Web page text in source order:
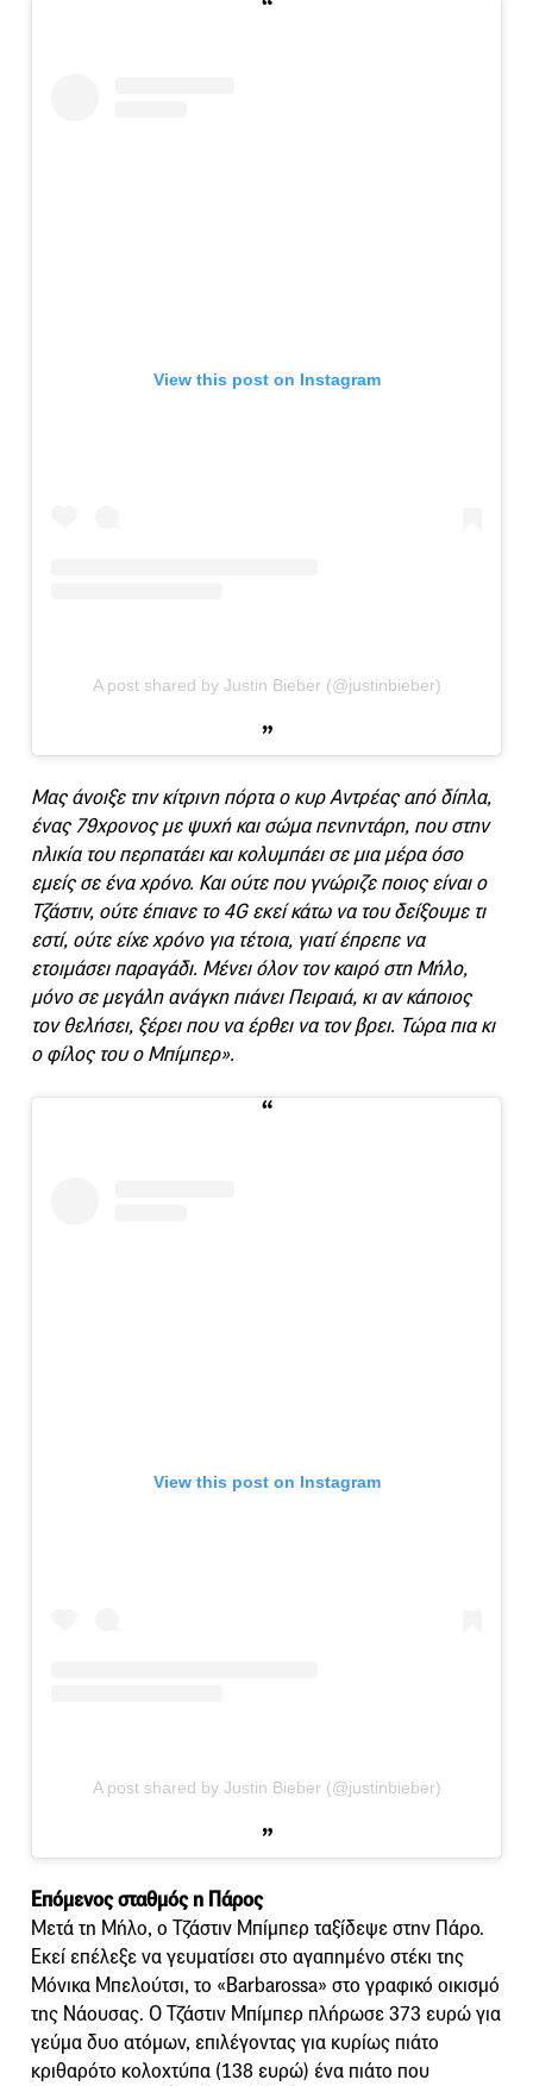
View this post on Instagram
A post shared by Justin Bieber (@justinbieber)
Μας άνοιξε την κίτρινη πόρτα ο κυρ Αντρέας από δίπλα,
ένας 79χρονος με ψυχή και σώμα πενηντάρη, που στην
ηλικία του περπατάει και κολυμπάει σε μια μέρα όσο
εμείς σε ένα χρόνο. Και ούτε που γνώριζε ποιος είναι ο
Τζάστιν, ούτε έπιανε το 4G εκεί κάτω να του δείξουμε τι
εστί, ούτε είχε χρόνο για τέτοια, γιατί έπρεπε να
ετοιμάσει παραγάδι. Μένει όλον τον καιρό στη Μήλο,
μόνο σε μεγάλη ανάγκη πιάνει Πειραιά, κι αν κάποιος
τον θελήσει, ξέρει που να έρθει να τον βρει. Τώρα πια κι
ο φίλος του ο Μπίμπερ».
View this post on Instagram
A post shared by Justin Bieber (@justinbieber)
Επόμενος σταθμός η Πάρος
Μετά τη Μήλο, ο Τζάστιν Μπίμπερ ταξίδεψε στην Πάρο.
Εκεί επέλεξε να γευματίσει στο αγαπημένο στέκι της
Μόνικα Μπελούτσι, το «Barbarossa» στο γραφικό οικισμό
της Νάουσας. Ο Τζάστιν Μπίμπερ πλήρωσε 373 ευρώ για
γεύμα δυο ατόμων, επιλέγοντας για κυρίως πιάτο
κριθαρότο κολοχτύπα (138 ευρώ) ένα πιάτο που